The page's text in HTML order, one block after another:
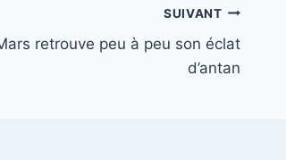
SUIVANT
retrouve peu à peu son éclat
d’antan